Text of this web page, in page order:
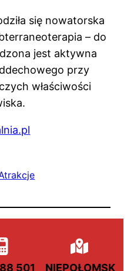
się nowatorska
– do
jest aktywna
przy
właściwości
501 NIEPOŁOMSK